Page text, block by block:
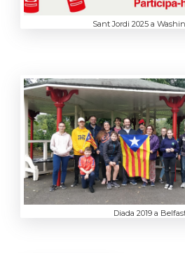
Sant Jordi 2025 a
Diada 2019 a